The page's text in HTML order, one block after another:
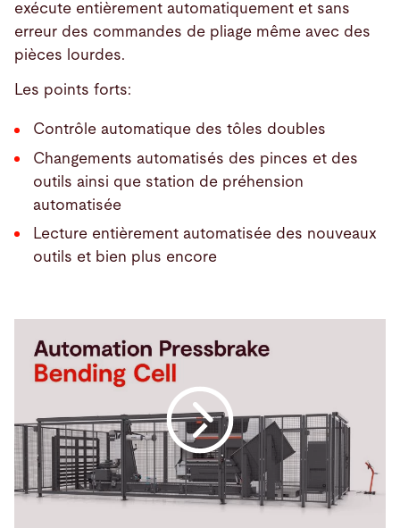
exécute entièrement automatiquement et sans
erreur des commandes de pliage même avec des
pièces lourdes.
Les points forts:
Contrôle automatique des tôles doubles
Changements automatisés des pinces et des
outils ainsi que station de préhension
automatisée
Lecture entièrement automatisée des nouveaux
outils et bien plus encore